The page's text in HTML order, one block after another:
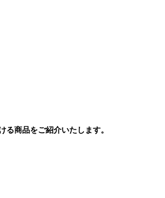
商品をご紹介いたします。